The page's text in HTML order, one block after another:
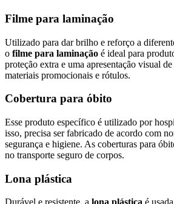
Filme para laminação
Utilizado para dar brilho e reforço a
o filme para laminação é ideal para
proteção extra e uma apresentação visual
materiais promocionais e rótulos.
Cobertura para óbito
Esse produto específico é utilizado por
isso, precisa ser fabricado de acordo com
segurança e higiene. As coberturas para
no transporte seguro de corpos.
Lona plástica